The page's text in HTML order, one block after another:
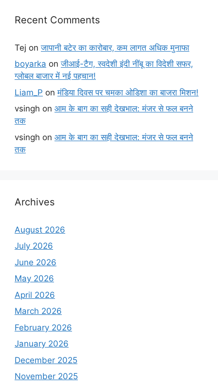
Recent Comments
Tej onजापानी बटेर का कारोबार, कम लागत अधिक मुनाफा
boyarka onजीआई-टैग, स्वदेशी इंदी नींबू का विदेशी सफर,
ग्लोबल बाजार में नई पहचान!
Liam_P onमंडिया दिवस पर चमका ओडिशा का बाजरा मिशन!
vsingh on आम के बाग का सही देखभाल: मंजर से फल बनने
तक
vsingh on आम के बाग का सही देखभाल: मंजर से फल बनने
तक
Archives
August 2026
July 2026
June 2026
May 2026
April 2026
March 2026
February 2026
January 2026
December 2025
November 2025